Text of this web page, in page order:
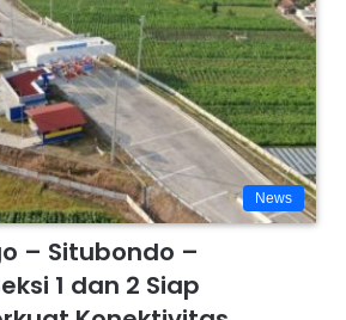
News
– Situbondo –
1 dan 2 Siap